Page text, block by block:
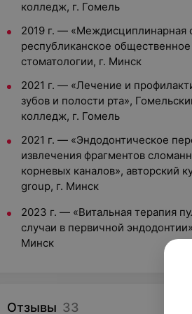
колледж, г. Гомель
2019 г. — «Междисциплинарная
республиканское
стоматологии, г. Минск
2021 г. — «Лечение и
зубов и полости рта»,
колледж, г. Гомель
2021 г. — «Эндодонтическое
извлечения фрагментов
корневых каналов», авторский
group, г. Минск
2023 г. — «Витальная терапия
случаи в первичной
Минск
Отзывы 33